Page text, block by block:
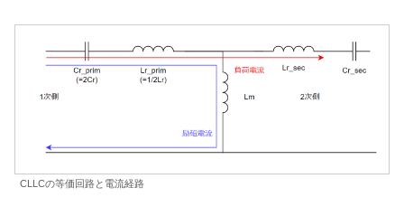
CLLCの等価回路と電流経路